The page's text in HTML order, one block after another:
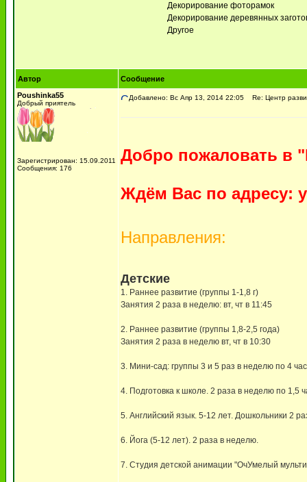
Декорирование фоторамок
Декорирование деревянных
Другое
Автор
Сообщение
Poushinka55
Добрый приятель
Зарегистрирован: 15.09.2011
Сообщения: 176
Добавлено: Вс Апр 13, 2014 22:05 Re: Центр
Добро пожаловать
Ждём Вас по адресу:
Направления:
Детские
1. Раннее развитие (группы 1-1,8 г)
Занятия 2 раза в неделю: вт, чт в 11:45
2. Раннее развитие (группы 1,8-2,5 года)
Занятия 2 раза в неделю вт, чт в 10:30
3. Мини-сад: группы 3 и 5 раз в неделю по 4
4. Подготовка к школе. 2 раза в неделю по 1,5
5. Английский язык. 5-12 лет. Дошкольники 2
6. Йога (5-12 лет). 2 раза в неделю.
7. Студия детской анимации "ОчУмелый